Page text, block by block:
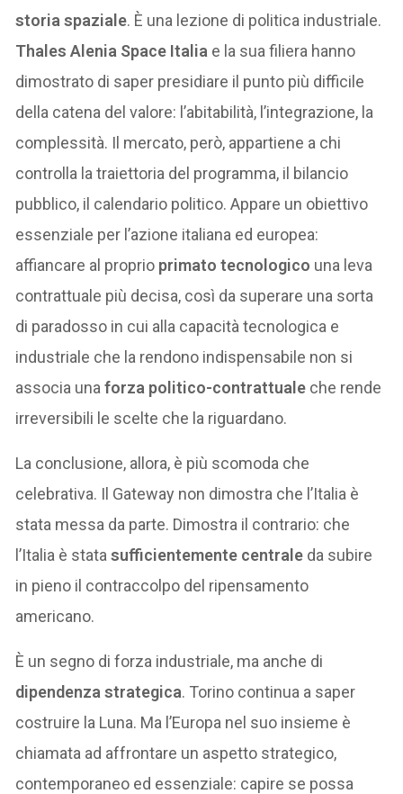
storia spaziale. È una lezione di politica industriale.
Thales Alenia Space Italia e la sua filiera hanno
dimostrato di saper presidiare il punto più difficile
della catena del valore: l’abitabilità, l’integrazione, la
complessità. Il mercato, però, appartiene a chi
controlla la traiettoria del programma, il bilancio
pubblico, il calendario politico. Appare un obiettivo
essenziale per l’azione italiana ed europea:
affiancare al proprio primato tecnologico una leva
contrattuale più decisa, così da superare una sorta
di paradosso in cui alla capacità tecnologica e
industriale che la rendono indispensabile non si
associa unaforza politico-contrattuale che rende
irreversibili le scelte che la riguardano.
La conclusione, allora, è più scomoda che
celebrativa. Il Gateway non dimostra che l’Italia è
stata messa da parte. Dimostra il contrario: che
l’Italia è statasufficientemente centrale da subire
in pieno il contraccolpo del ripensamento
americano.
È un segno di forza industriale, ma anche di
dipendenza strategica. Torino continua a saper
costruire la Luna. Ma l’Europa nel suo insieme è
chiamata ad affrontare un aspetto strategico,
contemporaneo ed essenziale: capire se possa